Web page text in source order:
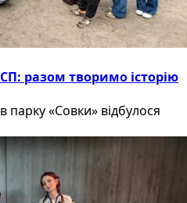
разом творимо історію
парку «Совки» відбулося